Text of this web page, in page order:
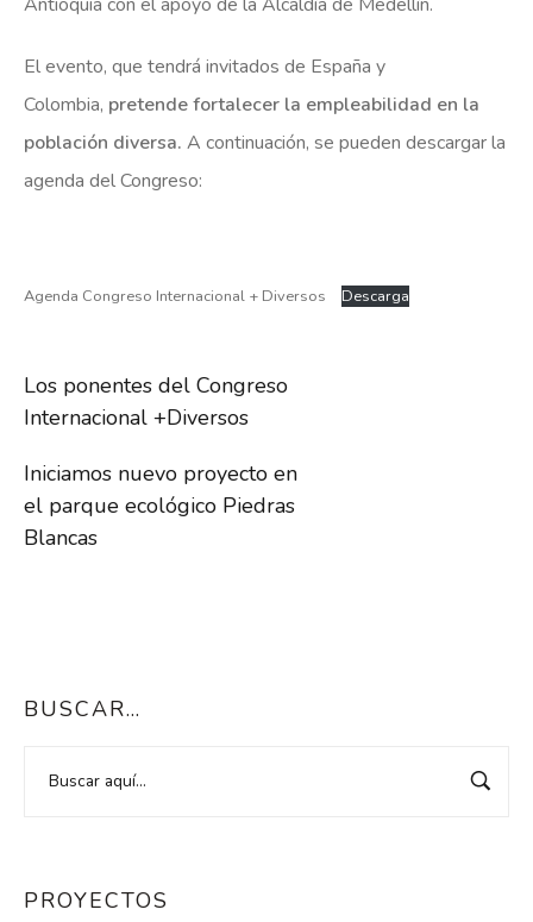
BUSCAR…
PROYECTOS
El evento, que tendrá invitados de España y
Colombia, pretende fortalecer la empleabilidad en la
población diversa. A continuación, se pueden descargar la
agenda del Congreso:
Agenda Congreso Internacional + Diversos Descarga
Los ponentes del Congreso
Internacional +Diversos
Iniciamos nuevo proyecto en
el parque ecológico Piedras
Blancas